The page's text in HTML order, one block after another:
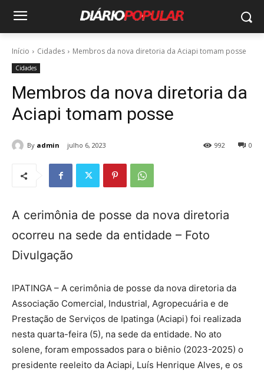
Início Cidades Membros da nova diretoria da Aciapi tomam posse
Cidades
Membros da nova diretoria da
Aciapi tomam posse
By admin julho 6, 2023 0
992
A cerimônia de posse da nova diretoria
ocorreu na sede da entidade – Foto
Divulgação
IPATINGA – A cerimônia de posse da nova diretoria da
Associação Comercial, Industrial, Agropecuária e de
Prestação de Serviços de Ipatinga (Aciapi) foi realizada
nesta quarta-feira (5), na sede da entidade. No ato
solene, foram empossados para o biênio (2023-2025) o
presidente reeleito da Aciapi, Luís Henrique Alves, e os